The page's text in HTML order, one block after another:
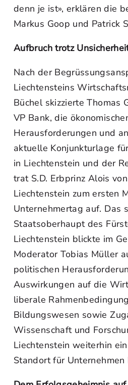
denn je ist», erklären die
Markus Goop und Patrick
Aufbruch trotz
Nach der
Liechtensteins
Büchel skizzierte Thomas
VP Bank, die
Herausforderungen und
aktuelle Konjunkturlage
in Liechtenstein und der
trat S.D. Erbprinz Alois
Liechtenstein zum ersten
Unternehmertag auf. Das
Staatsoberhaupt des
Liechtenstein blickte im
Moderator Tobias Müller
politischen
Auswirkungen auf die
liberale
Bildungswesen sowie
Wissenschaft und
Liechtenstein weiterhin
Standort für Unternehmen